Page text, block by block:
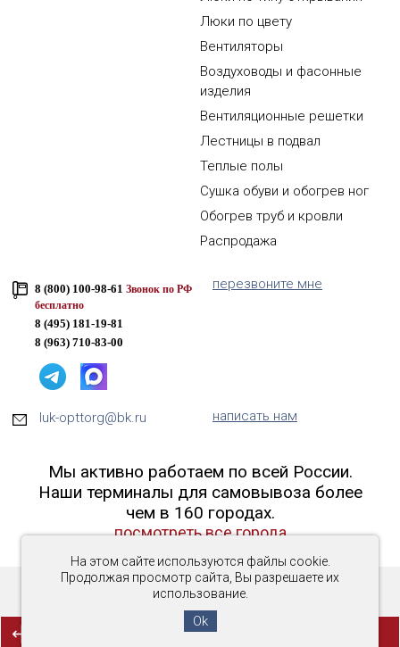
На этом сайте используются файлы cookie.
Продолжая просмотр сайта, Вы разрешаете их
использование.
Ok
СРАВНЕНИЕ
Люки по цвету
Вентиляторы
Воздуховоды и фасонные
изделия
Вентиляционные решетки
Лестницы в подвал
Теплые полы
Сушка обуви и обогрев ног
Обогрев труб и кровли
Распродажа
8 (800) 100-98-61 Звонок по РФ
бесплатно
8 (495) 181-19-81
8 (963) 710-83-00
перезвоните мне
luk-opttorg@bk.ru написать нам
Мы активно работаем по всей России.
Наши терминалы для самовывоза более
чем в 160 городах.
посмотреть все города
Copyright © 2016-2026 «Люк-ОптТорг»